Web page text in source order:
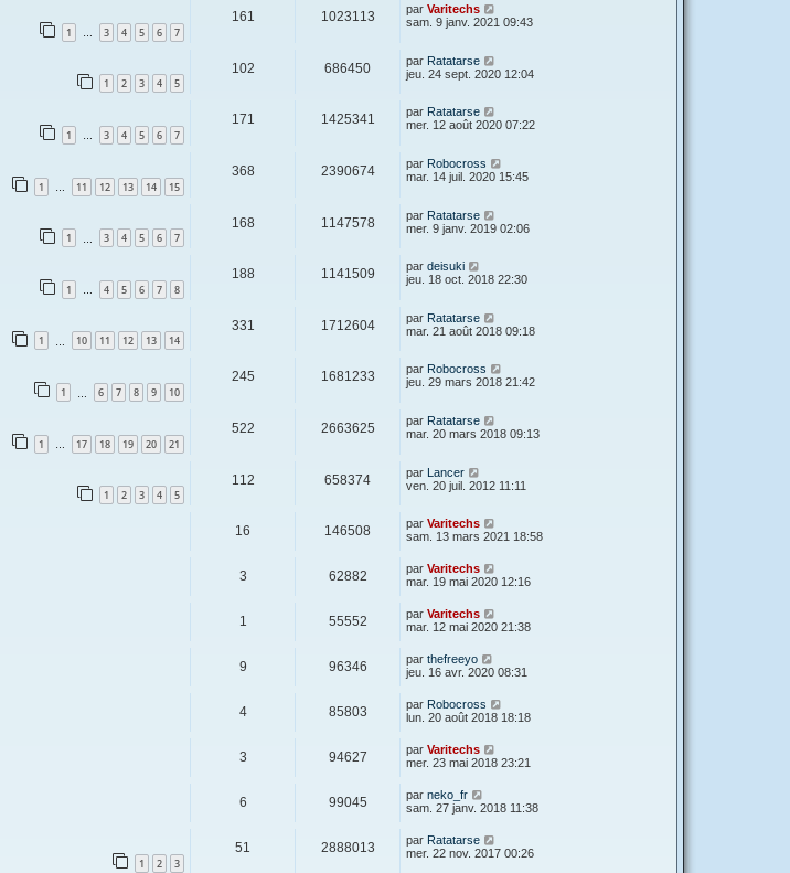
1 … 3 4 5 6 7
161 1023113 par Varitechs
sam. 9 janv. 2021 09:43
1 2 3 4 5
102 686450 par Ratatarse
jeu. 24 sept. 2020 12:04
1 … 3 4 5 6 7
171 1425341 par Ratatarse
mer. 12 août 2020 07:22
1 … 11 12 13 14 15
368 2390674 par Robocross
mar. 14 juil. 2020 15:45
1 3 4 5 6 7
168 1147578 par Ratatarse
mer. 9 janv. 2019 02:06
1 … 4 5 6 7 8
188 1141509 par deisuki
jeu. 18 oct. 2018 22:30
1 10 11 12 13 14
331 1712604 par Ratatarse
mar. 21 août 2018 09:18
1 6 7 8 9 10
245 1681233 par Robocross
jeu. 29 mars 2018 21:42
1 … 17 18 19 20 21
522 2663625 par Ratatarse
mar. 20 mars 2018 09:13
1 2 3 4 5
112 658374 par Lancer
ven. 20 juil. 2012 11:11
16 146508 par Varitechs
sam. 13 mars 2021 18:58
3 62882 par Varitechs
mar. 19 mai 2020 12:16
1 55552 par Varitechs
mar. 12 mai 2020 21:38
9 96346 par thefreeyo
jeu. 16 avr. 2020 08:31
4 85803 par Robocross
lun. 20 août 2018 18:18
3 94627 par Varitechs
mer. 23 mai 2018 23:21
6 99045 par neko_fr
sam. 27 janv. 2018 11:38
1 2 3
51 2888013 par Ratatarse
mer. 22 nov. 2017 00:26